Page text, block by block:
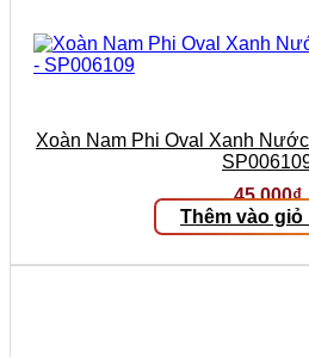
Xoàn Nam Phi Oval Xanh
45.000₫
Thêm vào giỏ